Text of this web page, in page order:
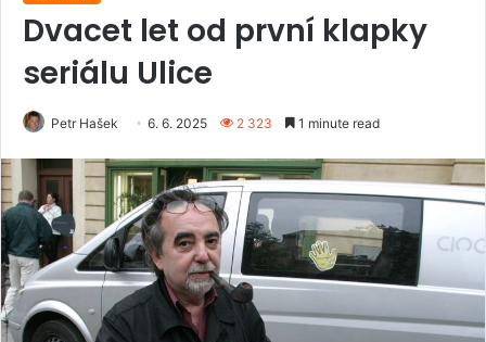
Dvacet let od první klapky
seriálu Ulice
Petr Hašek 6. 6. 2025 2 323 1 minute read